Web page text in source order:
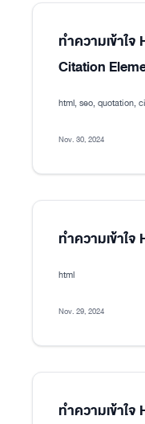
ทำความเข้าใ
Citation
html, seo, quotation,
Nov. 30, 2024
ทำความเข้าใ
html
Nov. 29, 2024
ทำความเข้าใ